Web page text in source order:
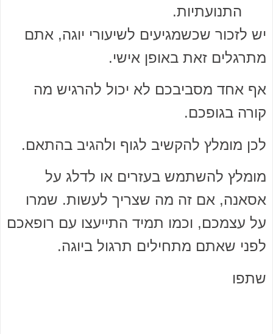
התנועתיות.
יש לזכור שכשמגיעים לשיעורי יוגה, אתם
מתרגלים זאת באופן אישי.
אף אחד מסביבכם לא יכול להרגיש מה
קורה בגופכם.
לכן מומלץ להקשיב לגוף ולהגיב בהתאם.
מומלץ להשתמש בעזרים או לדלג על
אסאנה, אם זה מה שצריך לעשות. שמרו
על עצמכם, וכמו תמיד התייעצו עם רופאכם
לפני שאתם מתחילים תרגול ביוגה.
שתפו